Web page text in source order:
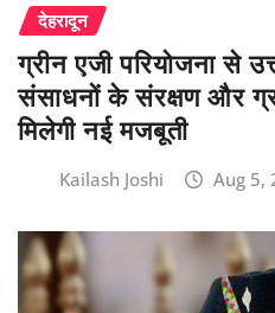
देहरादून
ग्रीन एजी परियोजना से
संसाधनों के संरक्षण और
मिलेगी नई मजबूती
Kailash Joshi Aug 5,